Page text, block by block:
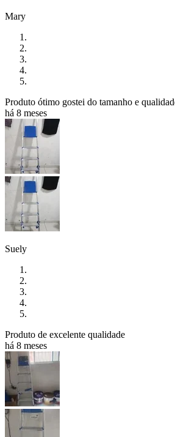
Mary
Produto ótimo gostei do tamanho e
há 8 meses
Suely
Produto de excelente qualidade
há 8 meses